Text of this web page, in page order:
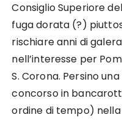
Consiglio Superiore
fuga dorata (?)
rischiare anni di
nell’interesse per
S. Corona. Persino
concorso in
ordine di tempo)